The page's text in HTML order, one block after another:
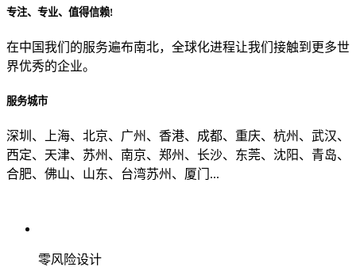
专注、专业、值得信赖!
在中国我们的服务遍布南北，全球化进程让我们接触到更多世
界优秀的企业。
服务城市
深圳、上海、北京、广州、香港、成都、重庆、杭州、武汉、
西定、天津、苏州、南京、郑州、长沙、东莞、沈阳、青岛、
合肥、佛山、山东、台湾苏州、厦门...
零风险设计